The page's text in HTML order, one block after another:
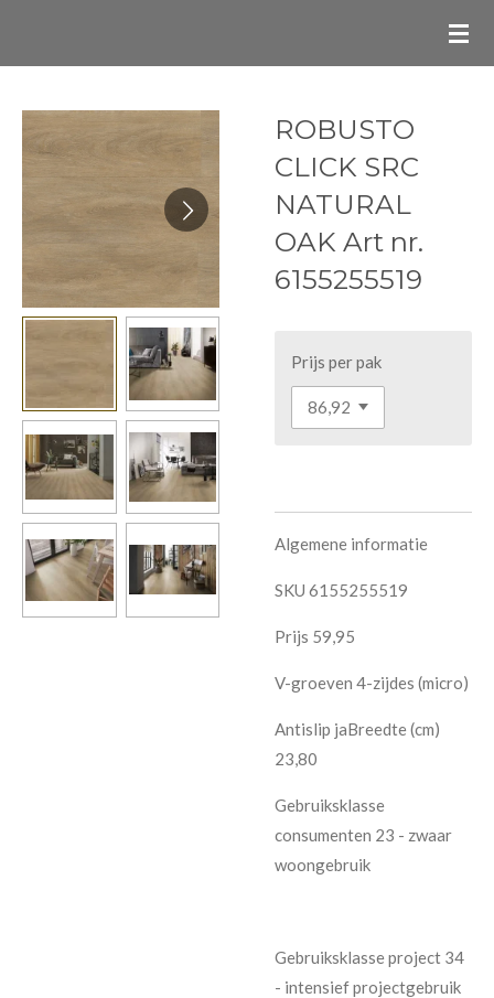
de
hoofdinhoud
ROBUSTO
CLICK SRC
NATURAL
OAK Art nr.
6155255519
Prijs per pak
Algemene informatie
SKU 6155255519
Prijs 59,95
V-groeven 4-zijdes (micro)
Antislip jaBreedte (cm)
23,80
Gebruiksklasse
consumenten 23 - zwaar
woongebruik
Gebruiksklasse project 34
- intensief projectgebruik